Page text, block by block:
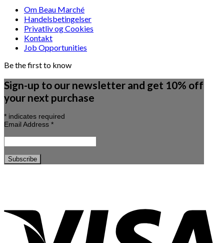
Om Beau Marché
Handelsbetingelser
Privatliv og Cookies
Kontakt
Job Opportunities
Be the first to know
Sign-up to our newsletter and get 10% off
your next purchase
* indicates required
Email Address *